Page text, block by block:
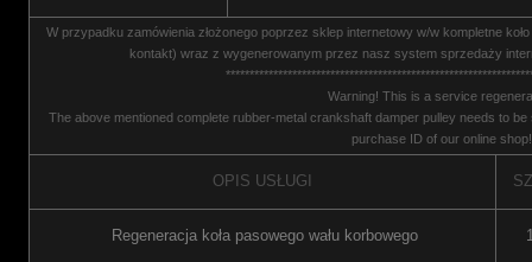
W przypadku zamówienia złożonego poprzez sklep internetowy w/w kompletne
kontakt) wraz z wygenerowanym przez nasz system sprzedaży
Warning! This is a service
The above mentioned complete rubber-metal crankshaft damper pulley needs to
purchase ID of our online shop!
OPIS USŁUGI
Regeneracja koła pasowego wału korbowego